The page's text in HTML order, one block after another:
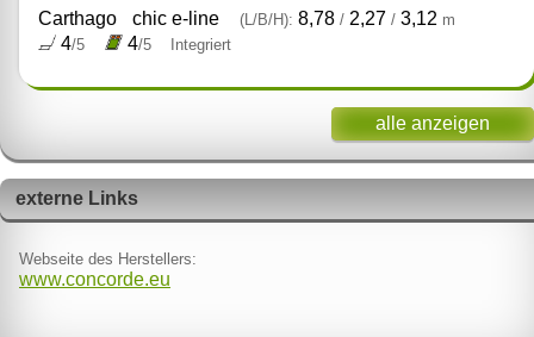
Carthago chic e-line (L/B/H): 8,78 /2,27 /3,12 m
4/5 4/5 Integriert
alle anzeigen
externe Links
Webseite des Herstellers:
www.concorde.eu